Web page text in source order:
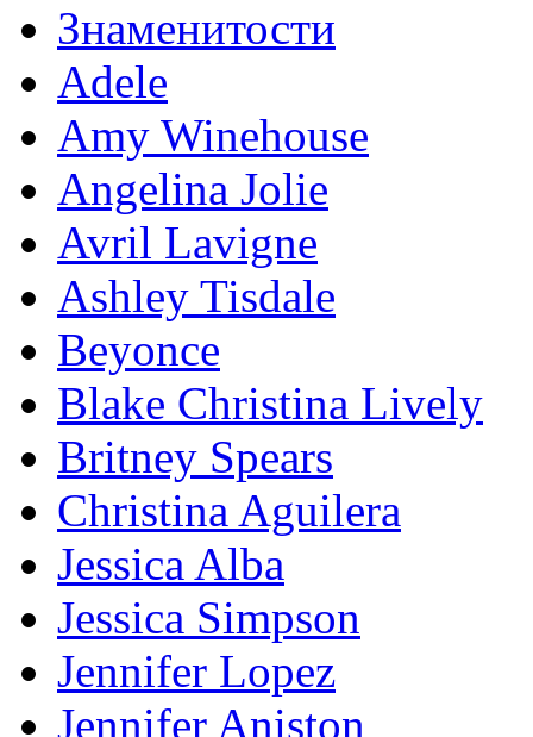
Знаменитости
Adele
Amy Winehouse
Angelina Jolie
Avril Lavigne
Ashley Tisdale
Beyonce
Blake Christina Lively
Britney Spears
Christina Aguilera
Jessica Alba
Jessica Simpson
Jennifer Lopez
Jennifer Aniston